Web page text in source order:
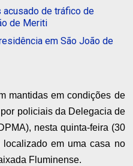
de tráfico de
de Meriti
em São João de
mantidas em condições de
policiais da Delegacia de
nesta quinta-feira (30
em uma casa no
Fluminense.